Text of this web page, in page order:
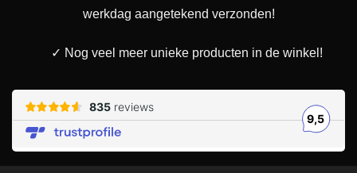
werkdag aangetekend verzonden!
✓ Nog veel meer unieke producten in de winkel!